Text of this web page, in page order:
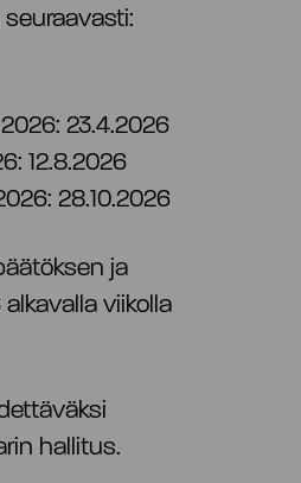
23.4.2026
12.8.2026
28.10.2026
ja
viikolla
hallitus.